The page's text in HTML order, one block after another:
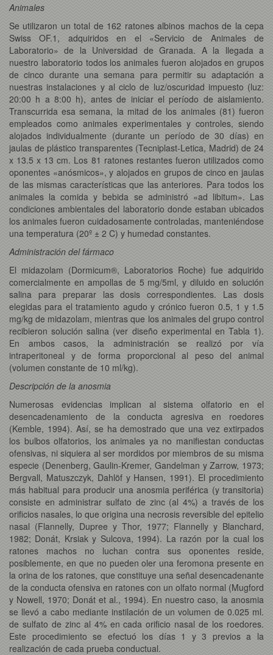
Animales
Se utilizaron un total de 162 ratones albinos machos de la cepa
Swiss OF.1, adquiridos en el «Servicio de Animales de
Laboratorio» de la Universidad de Granada. A la llegada a
nuestro laboratorio todos los animales fueron alojados en grupos
de cinco durante una semana para permitir su adaptación a
nuestras instalaciones y al ciclo de luz/oscuridad impuesto (luz:
20:00 h a 8:00 h), antes de iniciar el período de aislamiento.
Transcurrida esa semana, la mitad de los animales (81) fueron
empleados como animales experimentales y controles, siendo
alojados individualmente (durante un período de 30 días) en
jaulas de plástico transparentes (Tecniplast-Letica, Madrid) de 24
x 13.5 x 13 cm. Los 81 ratones restantes fueron utilizados como
oponentes «anósmicos», y alojados en grupos de cinco en jaulas
de las mismas características que las anteriores. Para todos los
animales la comida y bebida se administró «ad libitum». Las
condiciones ambientales del laboratorio donde estaban ubicados
los animales fueron cuidadosamente controladas, manteniéndose
una temperatura (20º ± 2 C) y humedad constantes.
Administración del fármaco
El midazolam (Dormicum®, Laboratorios Roche) fue adquirido
comercialmente en ampollas de 5 mg/5ml, y diluido en solución
salina para preparar las dosis correspondientes. Las dosis
elegidas para el tratamiento agudo y crónico fueron 0.5, 1 y 1.5
mg/kg de midazolam, mientras que los animales del grupo control
recibieron solución salina (ver diseño experimental en Tabla 1).
En ambos casos, la administración se realizó por vía
intraperitoneal y de forma proporcional al peso del animal
(volumen constante de 10 ml/kg).
Descripción de la anosmia
Numerosas evidencias implican al sistema olfatorio en el
desencadenamiento de la conducta agresiva en roedores
(Kemble, 1994). Así, se ha demostrado que una vez extirpados
los bulbos olfatorios, los animales ya no manifiestan conductas
ofensivas, ni siquiera al ser mordidos por miembros de su misma
especie (Denenberg, Gaulin-Kremer, Gandelman y Zarrow, 1973;
Bergvall, Matuszczyk, Dahlöf y Hansen, 1991). El procedimiento
más habitual para producir una anosmia periférica (y transitoria)
consiste en administrar sulfato de zinc (al 4%) a través de los
orificios nasales, lo que origina una necrosis reversible del epitelio
nasal (Flannelly, Dupree y Thor, 1977; Flannelly y Blanchard,
1982; Donát, Krsiak y Sulcova, 1994). La razón por la cual los
ratones machos no luchan contra sus oponentes reside,
posiblemente, en que no pueden oler una feromona presente en
la orina de los ratones, que constituye una señal desencadenante
de la conducta ofensiva en ratones con un olfato normal (Mugford
y Nowell, 1970; Donát et al., 1994). En nuestro caso, la anosmia
se llevó a cabo mediante instilación de un volumen de 0.025 ml.
de sulfato de zinc al 4% en cada orificio nasal de los roedores.
Este procedimiento se efectuó los días 1 y 3 previos a la
realización de cada prueba conductual.